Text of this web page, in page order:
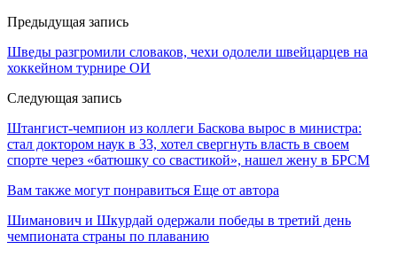
Предыдущая запись
Шведы разгромили словаков, чехи одолели швейцарцев на
хоккейном турнире ОИ
Следующая запись
Штангист-чемпион из коллеги Баскова вырос в министра:
стал доктором наук в 33, хотел свергнуть власть в своем
спорте через «батюшку со свастикой», нашел жену в БРСМ
Вам также могут понравиться Еще от автора
Шиманович и Шкурдай одержали победы в третий день
чемпионата страны по плаванию